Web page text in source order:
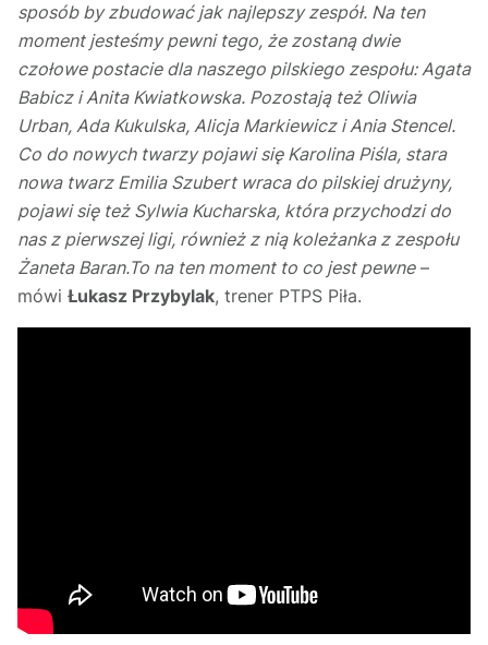
sposób by zbudować jak najlepszy zespół. Na ten
moment jesteśmy pewni tego, że zostaną dwie
czołowe postacie dla naszego pilskiego zespołu: Agata
Babicz i Anita Kwiatkowska. Pozostają też Oliwia
Urban, Ada Kukulska, Alicja Markiewicz i Ania Stencel.
Co do nowych twarzy pojawi się Karolina Piśla, stara
nowa twarz Emilia Szubert wraca do pilskiej drużyny,
pojawi się też Sylwia Kucharska, która przychodzi do
nas z pierwszej ligi, również z nią koleżanka z zespołu
Żaneta Baran.To na ten moment to co jest pewne–
mówi Łukasz Przybylak, trener PTPS Piła.